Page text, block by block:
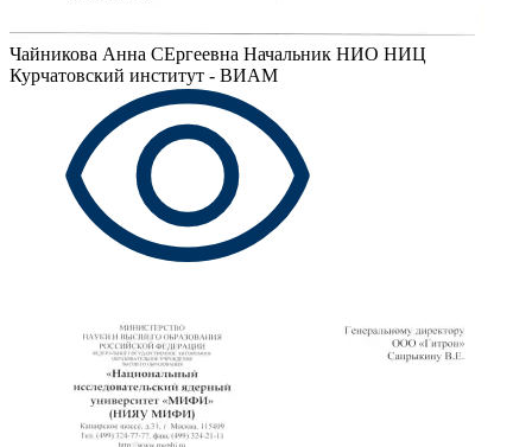
Чайникова Анна СЕргеевна Начальник НИО НИЦ
Курчатовский институт - ВИАМ